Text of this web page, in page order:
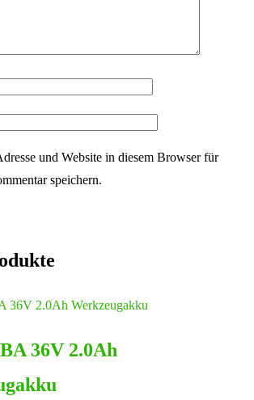
und Website in diesem Browser für
speichern.
36V 2.0Ah